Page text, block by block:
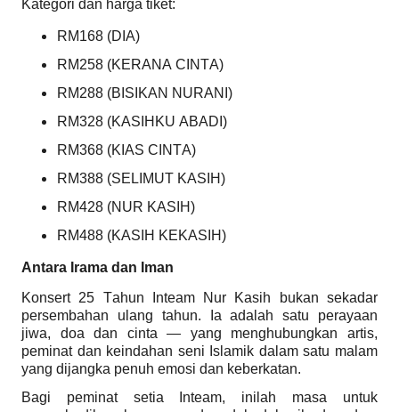
Kategori dan harga tiket:
RM168 (DIA)
RM258 (KERANA CINTA)
RM288 (BISIKAN NURANI)
RM328 (KASIHKU ABADI)
RM368 (KIAS CINTA)
RM388 (SELIMUT KASIH)
RM428 (NUR KASIH)
RM488 (KASIH KEKASIH)
Antara Irama dan Iman
Konsert 25 Tahun Inteam Nur Kasih bukan sekadar
persembahan ulang tahun. Ia adalah satu perayaan
jiwa, doa dan cinta — yang menghubungkan artis,
peminat dan keindahan seni Islamik dalam satu malam
yang dijangka penuh emosi dan keberkatan.
Bagi peminat setia Inteam, inilah masa untuk